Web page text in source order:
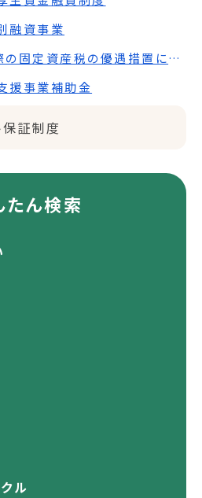
融資事業
設備投資を行った際の固定資産税の優遇措置について
援事業補助金
保証制度
たん検索
ル